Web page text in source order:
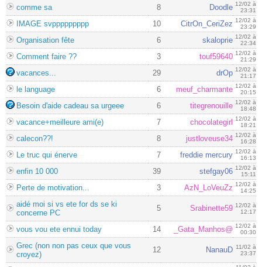
comme sa 8 Doodle 12/02 à
23:31
IMAGE svppppppppp 10 CitrOn_CeriZez 12/02 à
23:29
Organisation fête 6 skaloprie 12/02 à
22:34
Comment faire ?? 3 touf59640 12/02 à
21:29
vacances... 29 drOp 12/02 à
21:17
le language 6 meuf_charmante 12/02 à
20:15
Besoin d'aide cadeau sa urgeee 6 titegrenouille 12/02 à
18:48
vacance+meilleure ami(e) 7 chocolategirl
12/02 à
18:21
calecon??! 8 justloveuse34 12/02 à
16:28
Le truc qui énerve 7 freddie mercury 12/02 à
16:13
enfin 10 000 39 stefgay06 12/02 à
15:11
Perte de motivation... 3 AzN_LoVeuZz 12/02 à
14:25
aidé moi si vs ete for ds se ki
concerne PC
5 Srabinette59 12/02 à
12:17
vous vou ete ennui today 14 _Gata_Manhos@ 12/02 à
00:30
Grec (non non pas ceux que vous
croyez)
12 NanauD 11/02 à
23:37